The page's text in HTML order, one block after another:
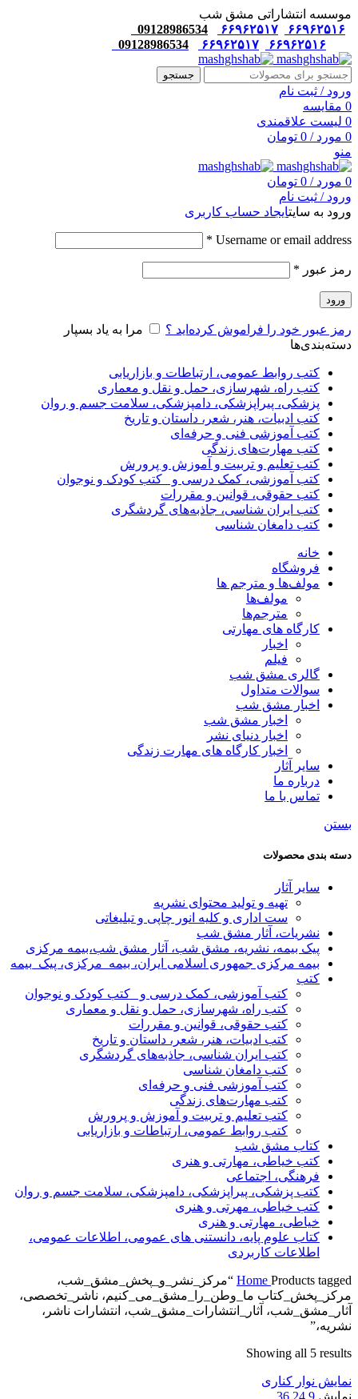
موسسه انتشاراتی مشق شب
۶۶۹۶۲۵۱۶
۶۶۹۶۲۵۱۷
09128986534
۶۶۹۶۲۵۱۶
۶۶۹۶۲۵۱۷ 09128986534
جستجو
ورود / ثبت نام
0 مقایسه
0 لیست علاقمندی
0 مورد /
0 تومان
منو
0 مورد /
0 تومان
ورود / ثبت نام
ورود به سایتایجاد حساب کاربری
Username or email address
*
رمز عبور *
ورود
رمز عبور خود را فراموش کرده‌اید ؟
مرا به یاد بسپار
دسته‌بندی‌ها
کتب روابط عمومی، ارتباطات و بازاریابی
کتب راه، شهرسازی، حمل و نقل و معماری
پزشکی، پیراپزشکی، دامپزشکی، سلامت جسم و روان
کتب ادبیات، هنر، شعر، داستان و تاریخ
کتب آموزشی فنی و حرفه‌ای
کتب مهارت‌های زندگی
کتب تعلیم و تربیت و آموزش و پرورش
کتب آموزشی، کمک درسی و _کتب کودک و نوجوان
کتب حقوقی، قوانین و مقررات
کتب ایران شناسی، جاذبه‌های گردشگری
کتب دامغان شناسی
خانه
فروشگاه
مولف‌ها و مترجم ها
مولف‌ها
مترجم‌ها
کارگاه های مهارتی
اخبار
فیلم
گالری مشق شب
سوالات متداول
اخبار مشق شب
اخبار مشق شب
اخبار دنیای نشر
اخبار کارگاه های مهارت زندگی
سایر آثار
درباره ما
تماس با ما
بستن
دسته بندی محصولات
سایر آثار
تهیه و تولید محتوای نشریه
ست اداری و کلیه انور چاپی و تبلیغاتی
نشریات، آثار مشق شب
پیک بیمه، نشریه، مشق شب، آثار مشق شب،بیمه مرکزی
بیمه مرکزی جمهوری اسلامی ایران، بیمه_مرکزی، پیک_بیمه
کتب
کتب آموزشی، کمک درسی و _کتب کودک و نوجوان
کتب راه، شهرسازی، حمل و نقل و معماری
کتب حقوقی، قوانین و مقررات
کتب ادبیات، هنر، شعر، داستان و تاریخ
کتب ایران شناسی، جاذبه‌های گردشگری
کتب دامغان شناسی
کتب آموزشی فنی و حرفه‌ای
کتب مهارت‌های زندگی
کتب تعلیم و تربیت و آموزش و پرورش
کتب روابط عمومی، ارتباطات و بازاریابی
کتاب مشق شب
کتب خیاطی، مهارتی و هنری
فرهنگی، اجتماعی
کتب پزشکی، پیراپزشکی، دامپزشکی، سلامت جسم و روان
کتب خیاطی، مهرتی و هنری
خیاطی، مهارتی و هنری
کتاب علوم پایه، دانستنی های عمومی، اطلاعات عمومی،
اطلاعات کاربردی
Home Products tagged “مرکز_نشر_و_پخش_مشق_شب،
مرکز_پخش_کتاب ما_وطن_را_مشق_می_کنیم، ناشر_تخصصی،
آثار_مشق_شب، آثار_انتشارات_مشق_شب، انتشارات ناشر،
نشریه،”
Showing all 5 results
نمایش نوار کناری